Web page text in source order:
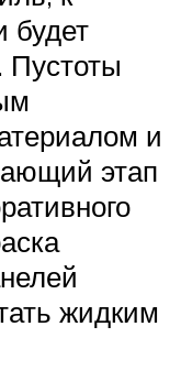
будет
Пустоты
и
этап
жидким